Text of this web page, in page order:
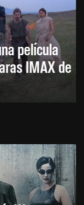
película
IMAX de